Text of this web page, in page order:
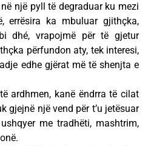
një pyll të degraduar ku mezi
errësira ka mbuluar gjithçka,
dhé, vrapojmë për të gjetur
përfundon aty, tek interesi,
edhe gjërat më të shenjta e
ardhmen, kanë ëndrra të cilat
gjejnë një vend për t’u jetësuar
me tradhëti, mashtrim,